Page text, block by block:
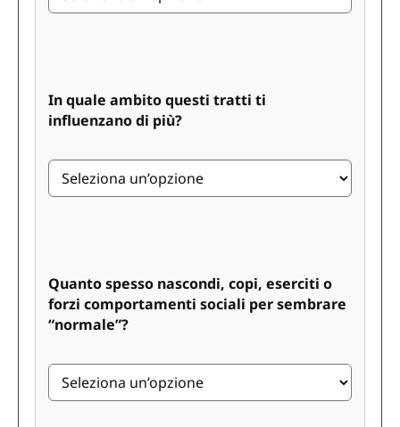
In quale ambito questi tratti ti
influenzano di più?
Quanto spesso nascondi, copi, eserciti o
forzi comportamenti sociali per sembrare
“normale”?